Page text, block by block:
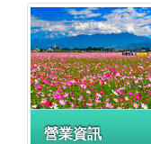
營業資訊